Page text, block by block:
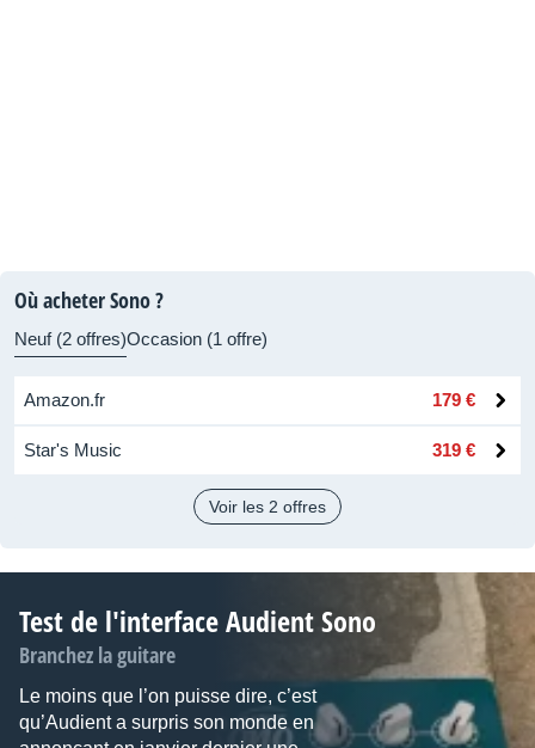
Où acheter Sono ?
Neuf (2 offres)Occasion (1 offre)
Amazon.fr 179 €
Star's Music 319 €
Voir les 2 offres
Test de l'interface Audient Sono
Branchez la guitare
Le moins que l’on puisse dire, c’est
qu’Audient a surpris son monde en